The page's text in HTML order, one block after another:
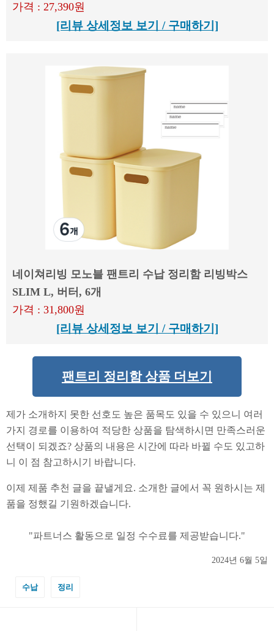
가격 : 27,390원
[리뷰 상세정보 보기 / 구매하기]
네이쳐리빙 모노블 팬트리 수납 정리함 리빙박스
SLIM L, 버터, 6개
가격 : 31,800원
[리뷰 상세정보 보기 / 구매하기]
팬트리 정리함 상품 더보기
제가 소개하지 못한 선호도 높은 품목도 있을 수 있으니 여러
가지 경로를 이용하여 적당한 상품을 탐색하시면 만족스러운
선택이 되겠죠? 상품의 내용은 시간에 따라 바뀔 수도 있고하
니 이 점 참고하시기 바랍니다.
이제 제품 추천 글을 끝낼게요. 소개한 글에서 꼭 원하시는 제
품을 정했길 기원하겠습니다.
2024년 6월 5일
수납 정리